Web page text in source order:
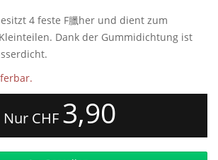
4 feste F臘her und dient zum
Dank der Gummidichtung ist
Nur CHF 3,90